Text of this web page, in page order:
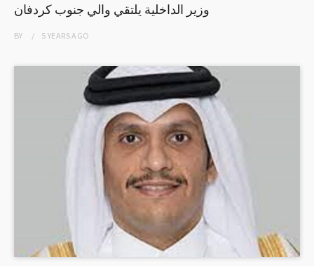
وزير الداخلية يلتقي والي جنوب كردفان
BY 5 YEARSAGO